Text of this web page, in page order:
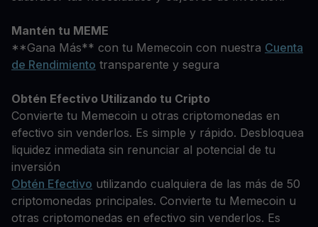
Mantén tu MEME
**Gana Más** con tu Memecoin con nuestra Cuenta
de Rendimiento transparente y segura
Obtén Efectivo Utilizando tu Cripto
Convierte tu Memecoin u otras criptomonedas en
efectivo sin venderlos. Es simple y rápido. Desbloquea
liquidez inmediata sin renunciar al potencial de tu
inversión
Obtén Efectivo utilizando cualquiera de las más de 50
criptomonedas principales. Convierte tu Memecoin u
otras criptomonedas en efectivo sin venderlos. Es